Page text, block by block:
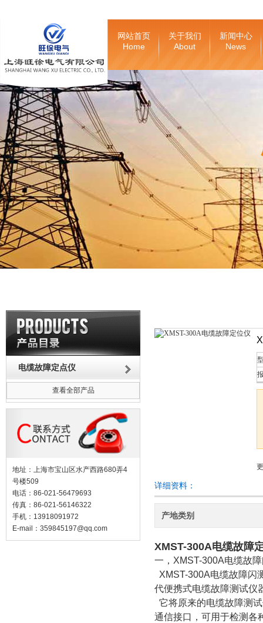
网站首页
Home
关于我们
About
新闻中心
News
电缆故障定点仪
查看全部产品
地址：上海市宝山区水产西路680弄4
号楼509
电话：86-021-56479693
传真：86-021-56146322
手机：13918091972
E-mail： 359845197@qq.com
详细资料：
产地类别
XMST-300A电缆故障
一，XMST-300A电缆故
XMST-300A电缆故障闪
代便携式电缆故障测试仪
它将原来的电缆故障测
通信接口，可用于检测各